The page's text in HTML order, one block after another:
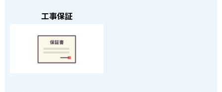
工事保証